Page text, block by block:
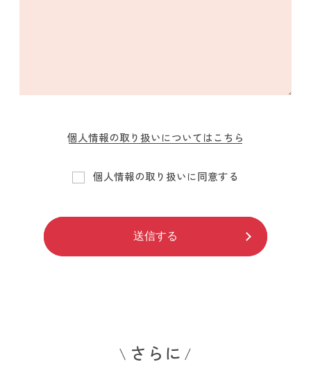
個人情報の取り扱いについてはこちら
個人情報の取り扱いに同意する
送信する
さらに